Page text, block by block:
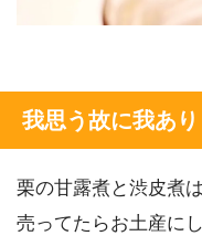
我思う故に我あり
栗の甘露煮と渋皮煮
売ってたらお土産に